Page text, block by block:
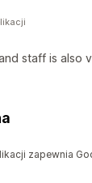
staff is also
zapewnia